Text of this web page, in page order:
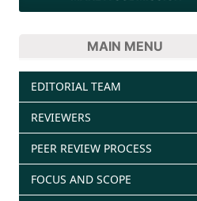
MAIN MENU
EDITORIAL TEAM
REVIEWERS
PEER REVIEW PROCESS
FOCUS AND SCOPE